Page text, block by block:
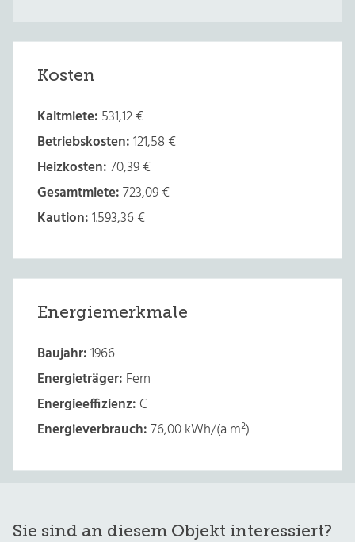
Kosten
Kaltmiete: 531,12 €
Betriebskosten:121,58 €
Heizkosten:70,39 €
Gesamtmiete:723,09 €
Kaution:1.593,36 €
Energiemerkmale
Baujahr:1966
Energieträger: Fern
Energieeffizienz: C
Energieverbrauch:76,00 kWh/(a m²)
Sie sind an diesem Objekt interessiert?